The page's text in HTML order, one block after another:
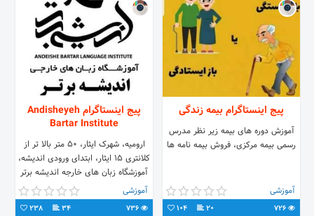
پیج اینستاگرام بیمه زندگی
آموزش دوره های بیمه زیر نظر مدرس
رسمی بیمه مرکزی، فروش بیمه نامه ها
آموزشی
20
104
پیج اینستاگرام Andisheyeh
Bartar Institute
ارومیه، شهرک ایثار، 50 متر بالا تر از
کلانتری 15 ایثار، ابتدای ورودی اندیشه،
آموزشگاه زبان های خارجه اندیشه برتر
09149460244 04433460249آموزشی
34
238